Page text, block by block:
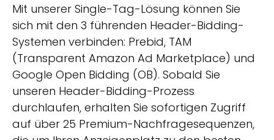
Mit unserer Single-Tag-Lösung können Sie
sich mit den 3 führenden Header-Bidding-
Systemen verbinden: Prebid, TAM
(Transparent Amazon Ad Marketplace) und
Google Open Bidding (OB). Sobald Sie
unseren Header-Bidding-Prozess
durchlaufen, erhalten Sie sofortigen Zugriff
auf über 25 Premium-Nachfragesequenzen,